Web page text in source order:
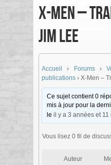
X-Men –
Jim Lee
Accueil › Forums ›
publications › X-Men –
Ce sujet contient 0
mis à jour pour la
leil y a 3 années et 11
Vous lisez 0 fil de
Auteur